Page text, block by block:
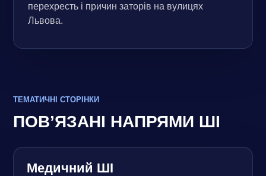
перехресть і причин заторів на вулицях
Львова.
ТЕМАТИЧНІ СТОРІНКИ
ПОВ’ЯЗАНІ НАПРЯМИ ШІ
Медичний ШІ